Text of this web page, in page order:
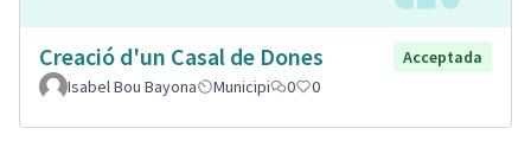
Creació d'un Casal de Dones
Acceptada
Isabel Bou Bayona
Municipi 0 0